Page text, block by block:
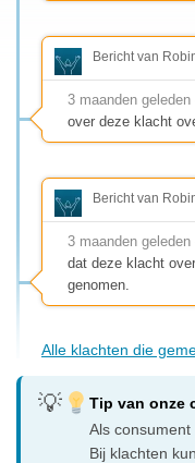
Bericht van
3 maanden geleden
over deze klacht
Bericht van
3 maanden geleden
dat deze klacht
genomen.
Alle klachten die
Tip van onze
Als consument
Bij klachten